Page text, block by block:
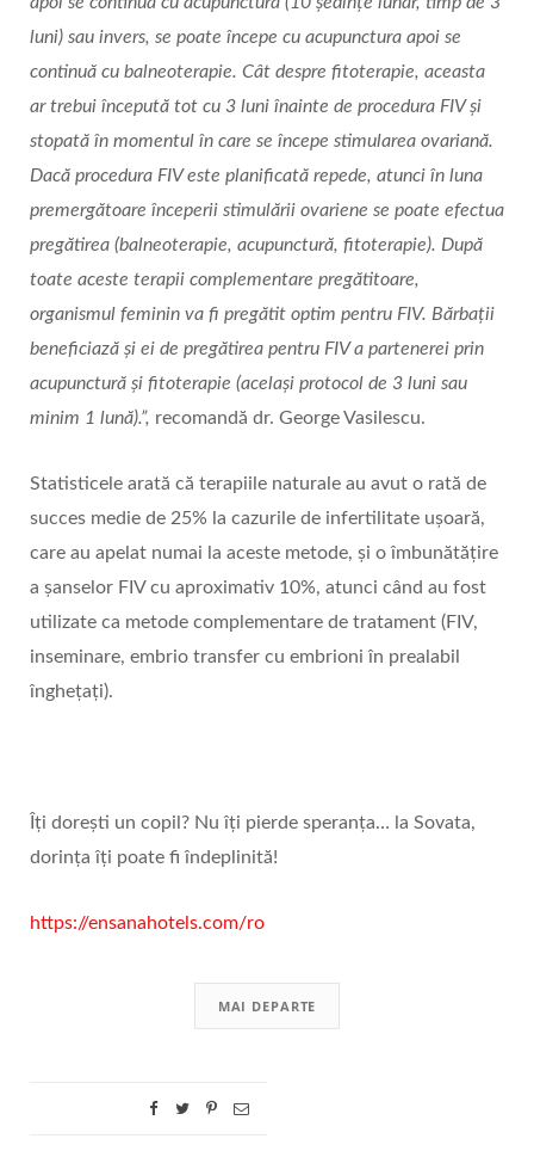
luni) sau invers, se poate începe cu acupunctura apoi se
continuă cu balneoterapie. Cât despre fitoterapie, aceasta
ar trebui începută tot cu 3 luni înainte de procedura FIV și
stopată în momentul în care se începe stimularea ovariană.
Dacă procedura FIV este planificată repede, atunci în luna
premergătoare începerii stimulării ovariene se poate efectua
pregătirea (balneoterapie, acupunctură, fitoterapie). După
toate aceste terapii complementare pregătitoare,
organismul feminin va fi pregătit optim pentru FIV. Bărbații
beneficiază și ei de pregătirea pentru FIV a partenerei prin
acupunctură și fitoterapie (același protocol de 3 luni sau
minim 1 lună).”, recomandă dr. George Vasilescu.
Statisticele arată că terapiile naturale au avut o rată de
succes medie de 25% la cazurile de infertilitate ușoară,
care au apelat numai la aceste metode, și o îmbunătățire
a șanselor FIV cu aproximativ 10%, atunci când au fost
utilizate ca metode complementare de tratament (FIV,
inseminare, embrio transfer cu embrioni în prealabil
înghețați).
Îți dorești un copil? Nu îți pierde speranța… la Sovata,
dorința îți poate fi îndeplinită!
https://ensanahotels.com/ro
MAI DEPARTE